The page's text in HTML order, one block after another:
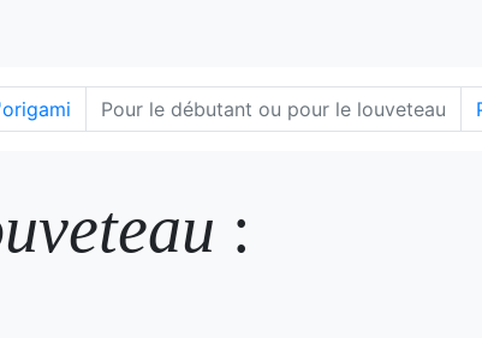
Pour le débutant ou pour le louveteau
: